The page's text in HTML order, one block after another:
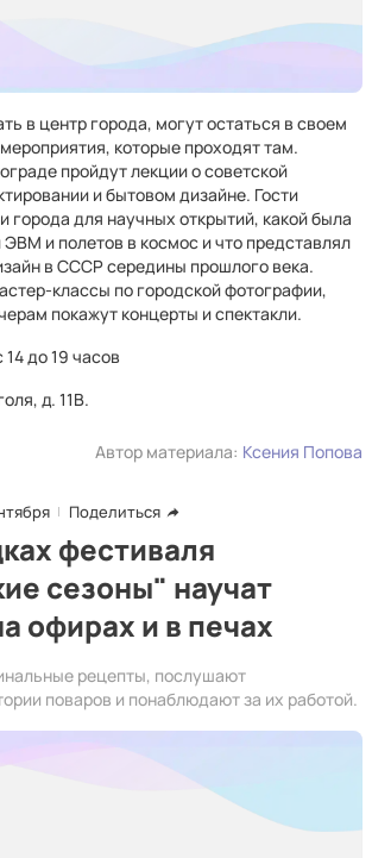
в центр города, могут остаться в своем
которые проходят там.
пройдут лекции о советской
и бытовом дизайне. Гости
города для научных открытий, какой была
ЭВМ и полетов в космос и что представлял
в СССР середины прошлого века.
классы по городской фотографии,
покажут концерты и спектакли.
14 до 19 часов
д. 11В.
Автор материала: Ксения Попова
Поделиться
фестиваля
сезоны" научат
офирах и в печах
рецепты, послушают
поваров и понаблюдают за их работой.